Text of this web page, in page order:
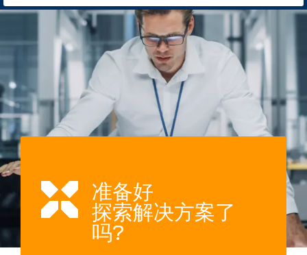
准备好
探索解决方案了
吗?